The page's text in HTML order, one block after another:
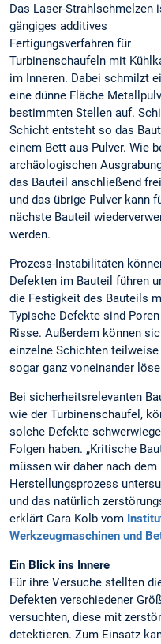
Das Laser-Strahlschmelzen
gängiges additives
Fertigungsverfahren für
Turbinenschaufeln mit
im Inneren. Dabei schmilzt
eine dünne Fläche
bestimmten Stellen auf.
Schicht entsteht so das
einem Bett aus Pulver. Wie
archäologischen
das Bauteil anschließend
und das übrige Pulver kann
nächste Bauteil
werden.
Prozess-Instabilitäten
Defekten im Bauteil führen
die Festigkeit des Bauteils
Typische Defekte sind
Risse. Außerdem können
einzelne Schichten
sogar ganz voneinander
Bei sicherheitsrelevanten
wie der Turbinenschaufel,
solche Defekte
Folgen haben. „Kritische
müssen wir daher nach dem
Herstellungsprozess
und das natürlich
erklärt Cara Kolb vom
Werkzeugmaschinen und
Ein Blick ins Innere
Für ihre Versuche stellten
Defekten verschiedener
versuchten, diese mit
detektieren. Zum Einsatz